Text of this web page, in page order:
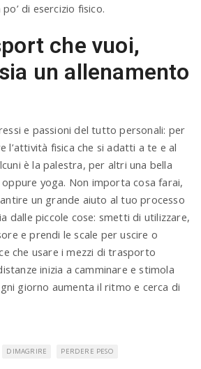
di esercizio fisico.
che vuoi,
un allenamento
e passioni del tutto personali: per
l’attività fisica che si adatti a te e al
è la palestra, per altri una bella
yoga. Non importa cosa farai,
un grande aiuto al tuo processo
dalle piccole cose: smetti di utilizzare,
e prendi le scale per uscire o
che usare i mezzi di trasporto
inizia a camminare e stimola
giorno aumenta il ritmo e cerca di
DIMAGRIRE PERDERE PESO